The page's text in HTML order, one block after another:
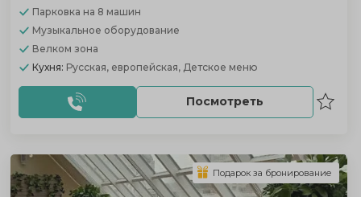
Парковка на 8 машин
Музыкальное оборудование
Велком зона
Кухня: Русская, европейская, Детское меню
Посмотреть
Подарок за бронирование